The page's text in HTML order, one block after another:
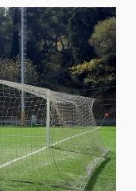
τέλους
από
τον
Ατρόμητο
Ανεμώτιας!
–
ΑΘΛΗΤΙΚΟ
ΜΕΤΩΠΟ